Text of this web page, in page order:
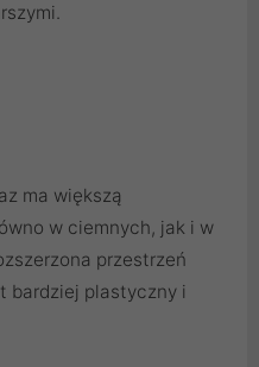
ma większą
w ciemnych, jak i w
przestrzeń
bardziej plastyczny i